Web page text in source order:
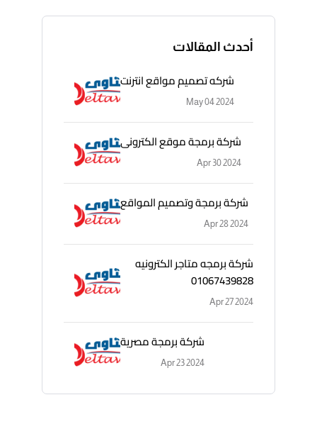
أحدث المقالات
شركه تصميم مواقع انترنت
May 04 2024
شركة برمجة موقع الكترونى
Apr 30 2024
شركة برمجة وتصميم المواقع
Apr 28 2024
شركة برمجه متاجر الكترونيه
01067439828
Apr 27 2024
شركة برمجة مصرية
Apr 23 2024